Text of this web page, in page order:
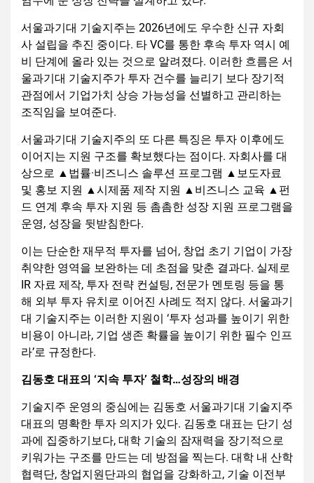
서울과기대 기술지주는 2026년에도 우수한 신규 자회
사 설립을 추진 중이다. 타 VC를 통한 후속 투자 역시 예
비 단계에 올라 있는 것으로 알려졌다. 이러한 흐름은 서
울과기대 기술지주가 투자 건수를 늘리기 보다 장기적
관점에서 기업가치 상승 가능성을 선별하고 관리하는
조직임을 보여준다.
서울과기대 기술지주의 또 다른 특징은 투자 이후에도
이어지는 지원 구조를 확보했다는 점이다. 자회사를 대
상으로 ▲법률·비즈니스 솔루션 프로그램 ▲보도자료
및 홍보 지원 ▲시제품 제작 지원 ▲비즈니스 교육 ▲펀
드 연계 후속 투자 지원 등 촘촘한 성장 지원 프로그램을
운영, 성장을 뒷받침한다.
이는 단순한 재무적 투자를 넘어, 창업 초기 기업이 가장
취약한 영역을 보완하는 데 초점을 맞춘 결과다. 실제로
IR 자료 제작, 투자 전략 컨설팅, 전문가 멘토링 등을 통
해 외부 투자 유치로 이어진 사례도 적지 않다. 서울과기
대 기술지주는 이러한 지원이 ‘투자 성과를 높이기 위한
비용이 아니라, 기업 생존 확률을 높이기 위한 필수 인프
라’로 규정한다.
김동호 대표의 ‘지속 투자’ 철학…성장의 배경
기술지주 운영의 중심에는 김동호 서울과기대 기술지주
대표의 명확한 투자 의지가 있다. 김동호 대표는 단기 성
과에 집중하기보다, 대학 기술의 잠재력을 장기적으로
키워가는 구조를 만드는 데 방점을 찍는다. 대학 내 산학
협력단, 창업지원단과의 협업을 강화하고, 기술 이전부